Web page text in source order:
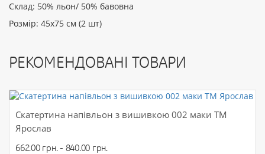
Склад: 50% льон/ 50% бавовна
Розмір: 45х75 см (2 шт)
РЕКОМЕНДОВАНІ ТОВАРИ
Скатертина напівльон з вишивкою 002 маки ТМ
Ярослав
662.00 грн. - 840.00 грн.